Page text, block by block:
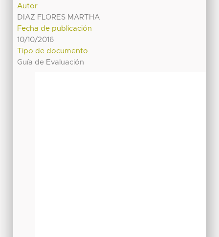
Autor
DIAZ FLORES MARTHA
Fecha de publicación
10/10/2016
Tipo de documento
Guía de Evaluación